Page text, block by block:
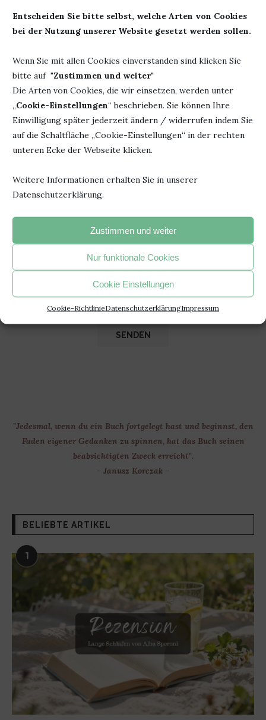
Entscheiden Sie bitte selbst, welche Arten von Cookies
bei der Nutzung unserer Website gesetzt werden sollen.
Wenn Sie mit allen Cookies einverstanden sind klicken Sie
bitte auf "Zustimmen und weiter"
Die Arten von Cookies, die wir einsetzen, werden unter
„Cookie-Einstellungen“ beschrieben. Sie können Ihre
Einwilligung später jederzeit ändern / widerrufen indem Sie
auf die Schaltfläche „Cookie-Einstellungen“ in der rechten
unteren Ecke der Webseite klicken.
Weitere Informationen erhalten Sie in unserer
Datenschutzerklärung.
Zustimmen und weiter
Nur funktionale Cookies
Cookie Einstellungen
Cookie-RichtlinieDatenschutzerklärungImpressum
15. Mai 2022
HINTERLASSE EINEN KOMMENTAR
"Jedesmal, wenn du ein Buch fortgelegt hast und beginnst, den
Faden eigener Gedanken zu spinnen, hat das Buch seinen
beabsichtigten Zweck erreicht".
- Janusz Korczak –
BELIEBTE ARTIKEL
1